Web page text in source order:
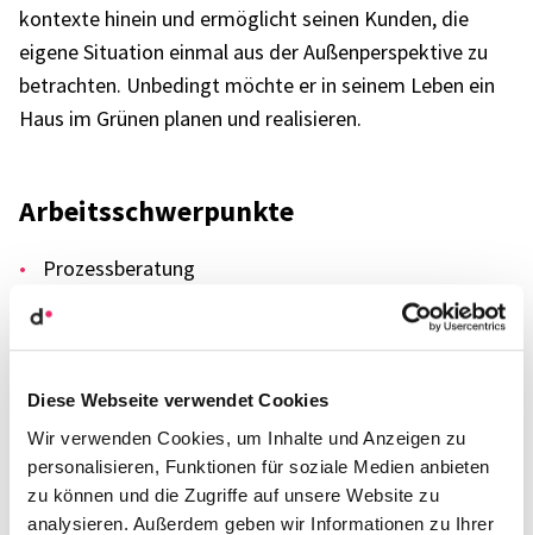
Diese Webseite verwendet Cookies
Wir verwenden Cookies, um Inhalte und Anzeigen zu
personalisieren, Funktionen für soziale Medien anbieten
zu können und die Zugriffe auf unsere Website zu
analysieren. Außerdem geben wir Informationen zu Ihrer
kon­texte hinein und ermög­licht seinen Kunden, die
eigene Situa­tion einmal aus der Außen­per­spek­tive zu
betrach­ten. Unbe­dingt möchte er in seinem Leben ein
Haus im Grünen planen und reali­sie­ren.
Arbeits­schwer­punkte
Prozess­be­ra­tung
Konflikt­mo­de­ra­tion
Arbeits­spra­chen